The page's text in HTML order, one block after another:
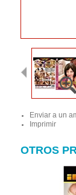
Enviar a un
Imprimir
OTROS